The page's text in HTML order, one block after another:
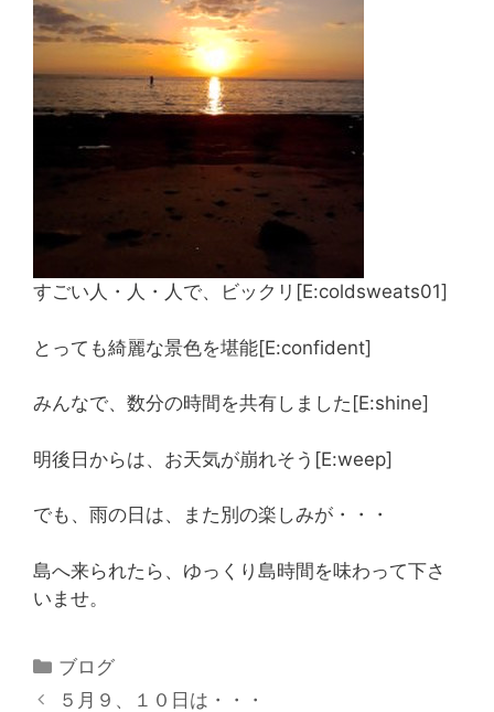
すごい人・人・人で、ビックリ[E:coldsweats01]
とっても綺麗な景色を堪能[E:confident]
みんなで、数分の時間を共有しました[E:shine]
明後日からは、お天気が崩れそう[E:weep]
でも、雨の日は、また別の楽しみが・・・
島へ来られたら、ゆっくり島時間を味わって下さ
いませ。
ブログ
５月９、１０日は・・・